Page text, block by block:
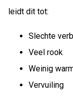
leidt dit tot:
Slechte
Veel rook
Weinig
Vervuiling